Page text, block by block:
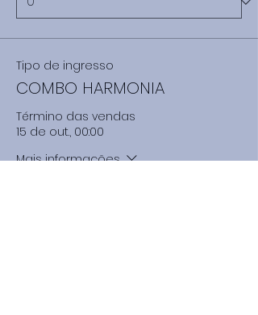
Tipo de ingresso
COMBO HARMONIA
Término das vendas
15 de out., 00:00
Mais informações